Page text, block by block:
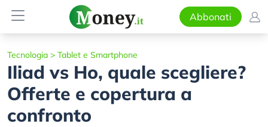
Abbonati
Tecnologia > Tablet e Smartphone
Iliad vs Ho, quale scegliere?
Offerte e copertura a
confronto